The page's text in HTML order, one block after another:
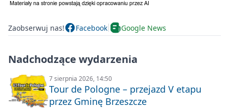
Zaobserwuj nas! Facebook Google News
Nadchodzące wydarzenia
7 sierpnia 2026, 14:50
Tour de Pologne – przejazd V etapu
przez Gminę Brzeszcze